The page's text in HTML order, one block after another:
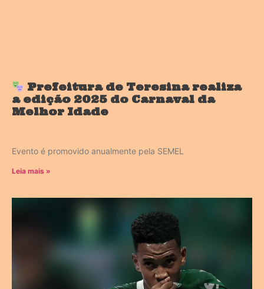
Prefeitura de Teresina realiza
a edição 2025 do Carnaval da
Melhor Idade
Evento é promovido anualmente pela SEMEL
Leia mais »